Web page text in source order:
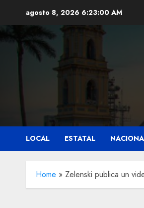
contenido
agosto 8, 2026 6:23:01 AM
LOCAL ESTATAL
Home » Zelenski publica un